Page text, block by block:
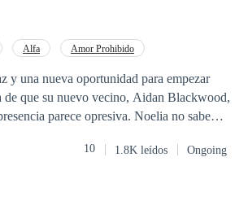
Alfa Amor Prohibido
y una nueva oportunidad para empezar
de que su nuevo vecino, Aidan Blackwood,
parece opresiva. Noelia no sabe
Mientras lucha por mantener su
10 1.8K leídos Ongoing